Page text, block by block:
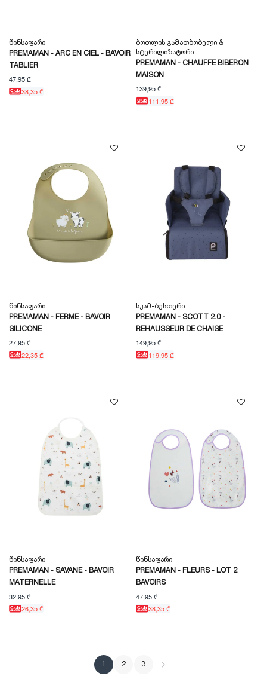
Წინსაფარი
PREMAMAN - ARC EN CIEL - BAVOIR
TABLIER
47,95 ₾
38,35 ₾
Ბოთლის Გამათბობელი &
Სტერილიზატორი
PREMAMAN - CHAUFFE BIBERON
MAISON
139,95 ₾
111,95 ₾
Წინსაფარი
PREMAMAN - FERME - BAVOIR
SILICONE
27,95 ₾
22,35 ₾
Სკამ-Ბუსთერი
PREMAMAN - SCOTT 2.0 -
REHAUSSEUR DE CHAISE
149,95 ₾
119,95 ₾
Წინსაფარი
PREMAMAN - SAVANE - BAVOIR
MATERNELLE
32,95 ₾
26,35 ₾
Წინსაფარი
PREMAMAN - FLEURS - LOT 2
BAVOIRS
47,95 ₾
38,35 ₾
1 2 3